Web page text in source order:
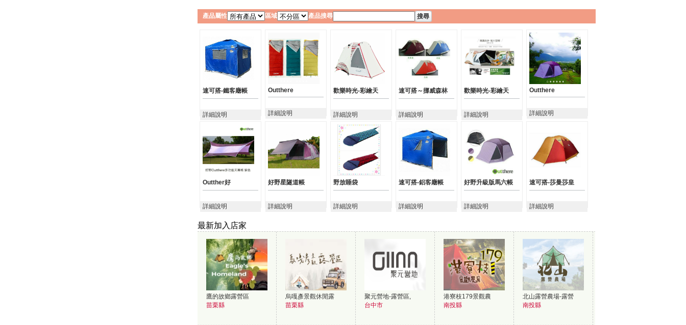
產品屬性 區域 產品搜尋
速可搭-鐵客廰帳
詳細說明
Outthere
詳細說明
歡樂時光-彩繪天
詳細說明
速可搭～挪威森林
詳細說明
歡樂時光-彩繪天
詳細說明
Outthere
詳細說明
Outther好
詳細說明
好野星隧道帳
詳細說明
野放睡袋
詳細說明
速可搭-鋁客廰帳
詳細說明
好野升級版馬六帳
詳細說明
速可搭-莎曼莎皇
詳細說明
最新加入店家
鷹的故鄉露營區
苗栗縣
烏嘎彥景觀休閒露
苗栗縣
聚元營地-露營區,
台中市
港寮枝179景觀農
南投縣
北山露營農場-露營
南投縣